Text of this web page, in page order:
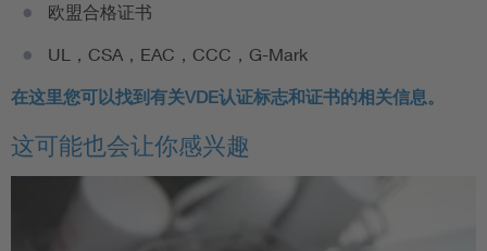
欧盟合格证书
UL，CSA，EAC，CCC，G-Mark
在这里您可以找到有关VDE认证标志和证书的相关信息。
这可能也会让你感兴趣